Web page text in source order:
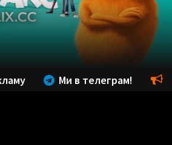
Ми в телеграм!